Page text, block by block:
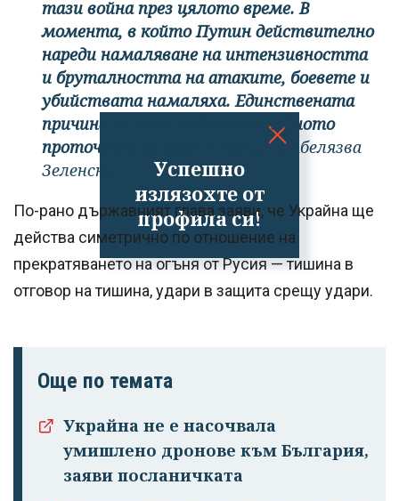
Успешно
излязохте от
профила си!
тази война през цялото време. В
момента, в който Путин действително
нареди намаляване на интензивността
и бруталността на атаките, боевете и
убийствата намаляха. Единствената
причина за тази война и за нейното
проточване се крие в Русия" , отбелязва
Зеленски.
По-рано държавният глава заяви, че Украйна ще
действа симетрично по отношение на
прекратяването на огъня от Русия — тишина в
отговор на тишина, удари в защита срещу удари.
Още по темата
Украйна не е насочвала
умишлено дронове към България,
заяви посланичката